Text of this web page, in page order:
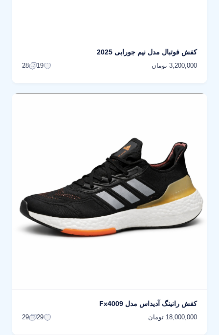
کفش فوتبال مدل نیم جورابی 2025
3,200,000 تومان 19
28
کفش رانینگ آدیداس مدل Fx4009
18,000,000 تومان 29
29